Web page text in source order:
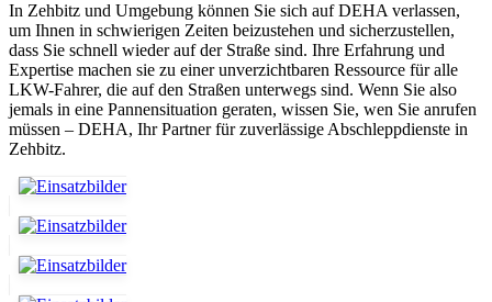
In Zehbitz und Umgebung können Sie sich auf DEHA verlassen,
um Ihnen in schwierigen Zeiten beizustehen und sicherzustellen,
dass Sie schnell wieder auf der Straße sind. Ihre Erfahrung und
Expertise machen sie zu einer unverzichtbaren Ressource für alle
LKW-Fahrer, die auf den Straßen unterwegs sind. Wenn Sie also
jemals in eine Pannensituation geraten, wissen Sie, wen Sie anrufen
müssen – DEHA, Ihr Partner für zuverlässige Abschleppdienste in
Zehbitz.